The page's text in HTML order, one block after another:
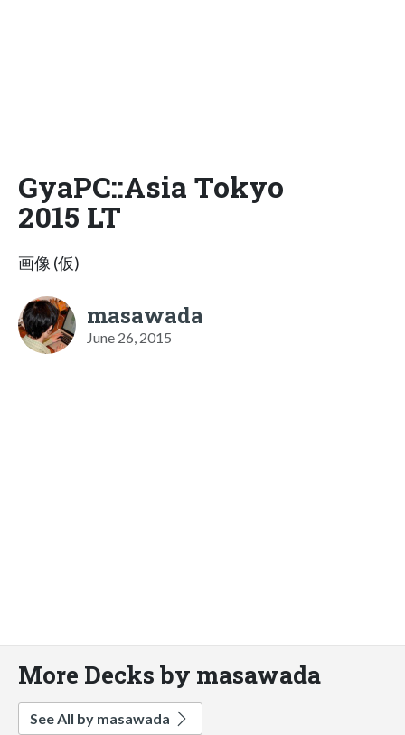
GyaPC::Asia Tokyo
2015 LT
画像 (仮)
masawada
June 26, 2015
More Decks by masawada
See All by masawada